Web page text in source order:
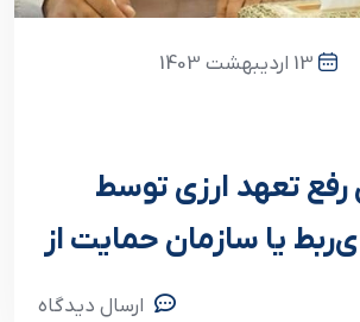
13 اردیبهشت 1403
تعهد ارزی توسط
یا سازمان حمایت از
و مصرف‌کنندگانارسال دیدگاه